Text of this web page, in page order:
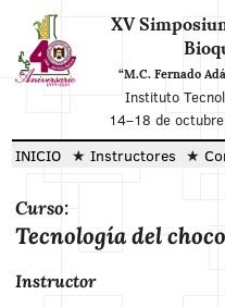
XV
“M.C. Fernado
Instituto
14–18 de
INICIO Instructores
Curso:
Tecnología del
Instructor